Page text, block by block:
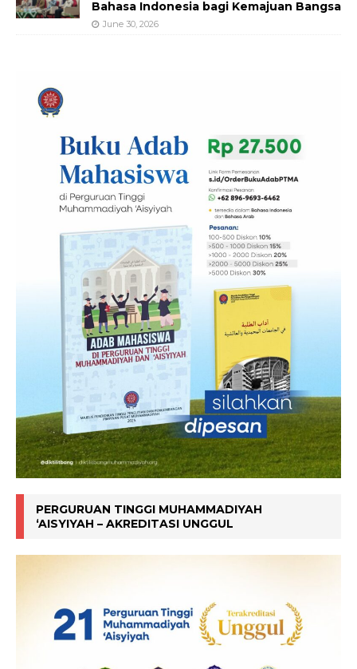
Bahasa Indonesia bagi Kemajuan Bangsa
June 30, 2026
PERGURUAN TINGGI MUHAMMADIYAH
‘AISYIYAH – AKREDITASI UNGGUL